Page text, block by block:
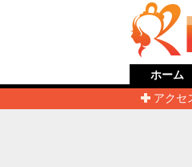
ホーム
アクセ